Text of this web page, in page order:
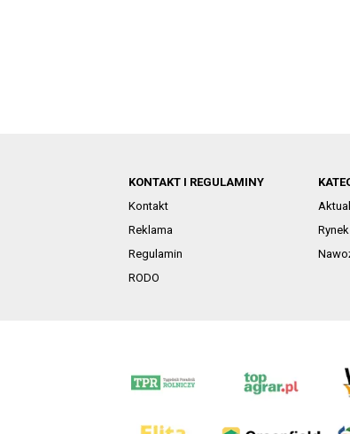
KONTAKT I REGULAMINY
Kontakt
Reklama
Regulamin
RODO
Rynek